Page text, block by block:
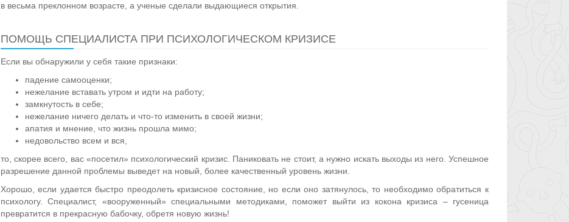
в весьма преклонном возрасте, а ученые сделали выдающиеся открытия.
ПОМОЩЬ СПЕЦИАЛИСТА ПРИ ПСИХОЛОГИЧЕСКОМ КРИЗИСЕ
Если вы обнаружили у себя такие признаки:
падение самооценки;
нежелание вставать утром и идти на работу;
замкнутость в себе;
нежелание ничего делать и что-то изменить в своей жизни;
апатия и мнение, что жизнь прошла мимо;
недовольство всем и вся,
то, скорее всего, вас «посетил» психологический кризис. Паниковать не стоит, а нужно искать выходы из него. Успешное
разрешение данной проблемы выведет на новый, более качественный уровень жизни.
Хорошо, если удается быстро преодолеть кризисное состояние, но если оно затянулось, то необходимо обратиться к
психологу. Специалист, «вооруженный» специальными методиками, поможет выйти из кокона кризиса – гусеница
превратится в прекрасную бабочку, обретя новую жизнь!